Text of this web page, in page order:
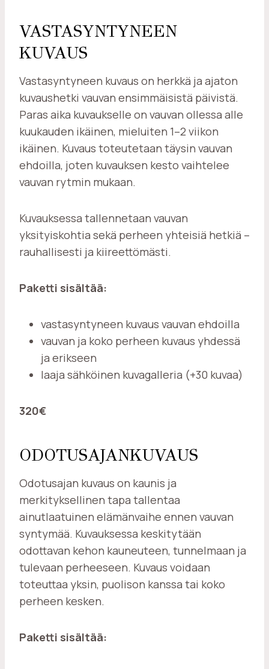
VASTASYNTYNEEN
KUVAUS
Vastasyntyneen kuvaus on herkkä ja ajaton
kuvaushetki vauvan ensimmäisistä päivistä.
Paras aika kuvaukselle on vauvan ollessa alle
kuukauden ikäinen, mieluiten 1–2 viikon
ikäinen. Kuvaus toteutetaan täysin vauvan
ehdoilla, joten kuvauksen kesto vaihtelee
vauvan rytmin mukaan.
Kuvauksessa tallennetaan vauvan
yksityiskohtia sekä perheen yhteisiä hetkiä –
rauhallisesti ja kiireettömästi.
Paketti sisältää:
vastasyntyneen kuvaus vauvan ehdoilla
vauvan ja koko perheen kuvaus yhdessä
ja erikseen
laaja sähköinen kuvagalleria (+30 kuvaa)
320€
ODOTUSAJANKUVAUS
Odotusajan kuvaus on kaunis ja
merkityksellinen tapa tallentaa
ainutlaatuinen elämänvaihe ennen vauvan
syntymää. Kuvauksessa keskitytään
odottavan kehon kauneuteen, tunnelmaan ja
tulevaan perheeseen. Kuvaus voidaan
toteuttaa yksin, puolison kanssa tai koko
perheen kesken.
Paketti sisältää: